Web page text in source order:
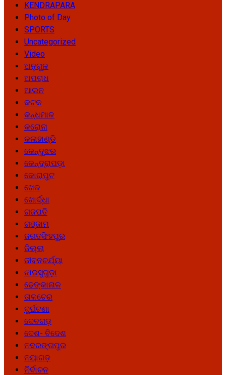
KENDRAPARA
Photo of Day
SPORTS
Uncategorized
Video
ଅନୁଗୁଳ
ଅପରାଧ
ଆଇନ
କଟକ
କନ୍ଧମାଳ
କରୋନା
କଳାହାଣ୍ଡି
କେନ୍ଦୁଝର
କେନ୍ଦ୍ରାପଡ଼ା
କୋରାପୁଟ
ଖେଳ
ଖୋର୍ଦ୍ଧା
ଗଜପତି
ଗଞ୍ଜାମ
ଜଗତସିଂହପୁର
ଜିଲ୍ଲା
ଜୀବନଚର୍ଯ୍ୟା
ଝାରସୁଗୁଡ଼ା
ଢେଙ୍କାନାଳ
ତାଳଚେର
ଦୁର୍ଘଟଣା
ଦେବଗଡ଼
ଦେଶ- ବିଦେଶ
ନବରଙ୍ଗପୁର
ନୟାଗଡ଼
ନିର୍ବାଚନ